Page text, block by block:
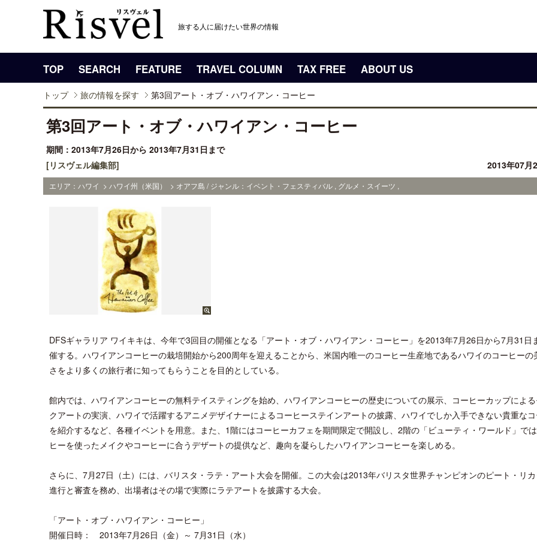
旅する人に届けたい世界の情報
TOP SEARCH FEATURE TRAVEL COLUMN TAX FREE ABOUT US
トップ 旅の情報を探す 第3回アート・オブ・ハワイアン・コーヒー
第3回アート・オブ・ハワイアン・コーヒー
期間：2013年7月26日から 2013年7月31日まで
[リスヴェル編集部]
2013年07月
エリア：ハワイ > ハワイ州（米国） > オアフ島 / ジャンル：イベント・フェスティバル , グルメ・スイーツ ,
DFSギャラリア ワイキキは、今年で3回目の開催となる「アート・オブ・ハワイアン・コーヒー」を2013年7月26日から7月31日
催する。ハワイアンコーヒーの栽培開始から200周年を迎えることから、米国内唯一のコーヒー生産地であるハワイのコーヒーの
さをより多くの旅行者に知ってもらうことを目的としている。
館内では、ハワイアンコーヒーの無料テイスティングを始め、ハワイアンコーヒーの歴史についての展示、コーヒーカップによ
クアートの実演、ハワイで活躍するアニメデザイナーによるコーヒーステインアートの披露、ハワイでしか入手できない貴重な
を紹介するなど、各種イベントを用意。また、1階にはコーヒーカフェを期間限定で開設し、2階の「ビューティ・ワールド」で
ヒーを使ったメイクやコーヒーに合うデザートの提供など、趣向を凝らしたハワイアンコーヒーを楽しめる。
さらに、7月27日（土）には、バリスタ・ラテ・アート大会を開催。この大会は2013年バリスタ世界チャンピオンのピート・リ
進行と審査を務め、出場者はその場で実際にラテアートを披露する大会。
「アート・オブ・ハワイアン・コーヒー」
開催日時： 2013年7月26日（金）～ 7月31日（水）